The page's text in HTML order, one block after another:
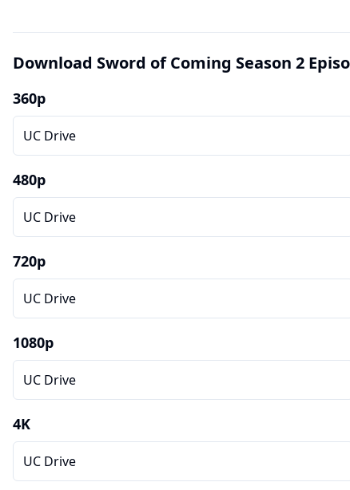
Download Sword of Coming Season 2
360p
UC Drive
480p
UC Drive
720p
UC Drive
1080p
UC Drive
4K
UC Drive